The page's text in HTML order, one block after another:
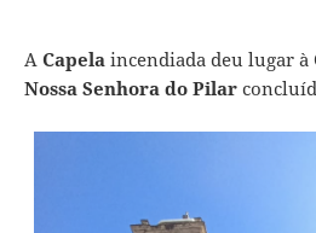
A Capela incendiada deu lugar à
Nossa Senhora do Pilar